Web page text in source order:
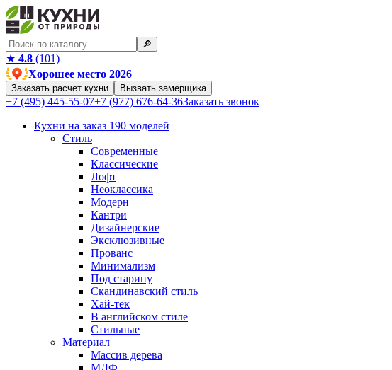
🔎︎
★ 4.8 (101)
Хорошее место 2026
Заказать расчет кухни Вызвать замерщика
+7 (495) 445-55-07+7 (977) 676-64-36Заказать звонок
Кухни на заказ 190 моделей
Стиль
Современные
Классические
Лофт
Неоклассика
Модерн
Кантри
Дизайнерские
Эксклюзивные
Прованс
Минимализм
Под старину
Скандинавский стиль
Хай-тек
В английском стиле
Стильные
Материал
Массив дерева